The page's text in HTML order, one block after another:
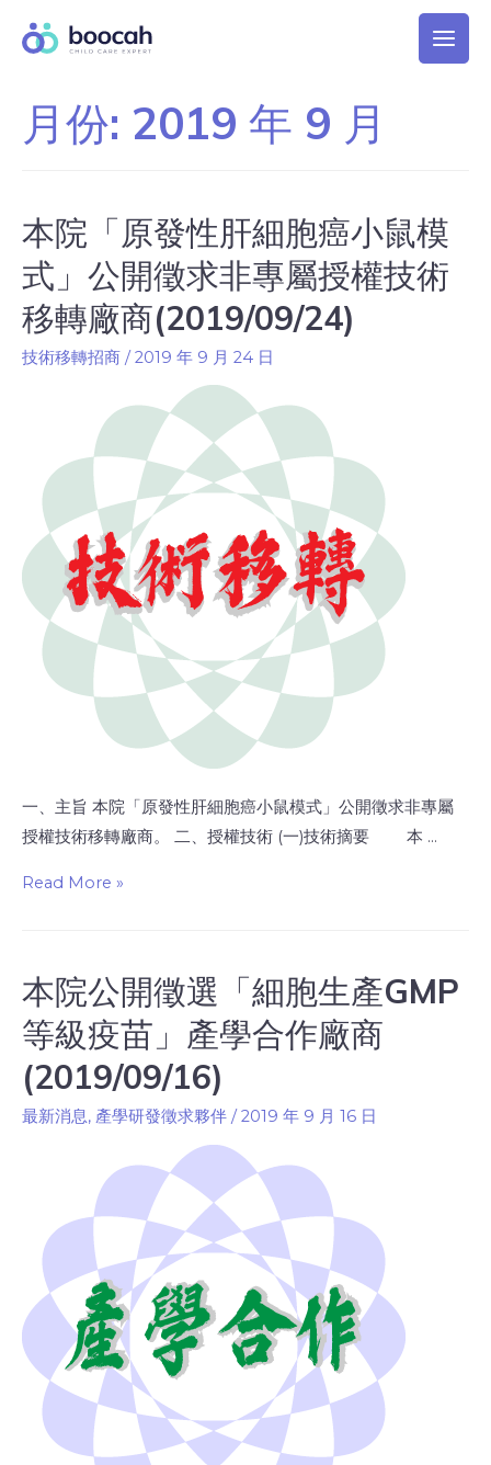
月份: 2019 年 9 月
本院「原發性肝細胞癌小鼠模
式」公開徵求非專屬授權技術
移轉廠商(2019/09/24)
技術移轉招商 /2019 年 9 月 24 日
一、主旨 本院「原發性肝細胞癌小鼠模式」公開徵求非專屬
授權技術移轉廠商。 二、授權技術 (一)技術摘要 本 …
Read More »
本院公開徵選「細胞生產GMP
等級疫苗」產學合作廠商
(2019/09/16)
最新消息, 產學研發徵求夥伴 / 2019 年 9 月 16 日